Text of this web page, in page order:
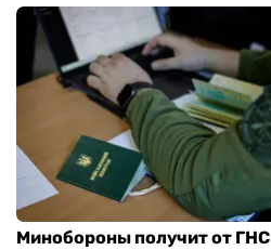
Минобороны получит от ГНС